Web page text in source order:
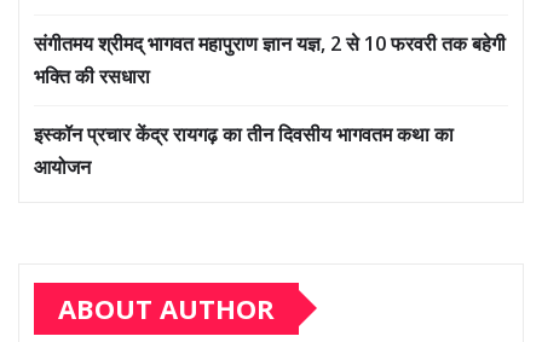
संगीतमय श्रीमद् भागवत महापुराण ज्ञान यज्ञ, 2 से 10 फरवरी तक बहेगी
भक्ति की रसधारा
इस्कॉन प्रचार केंद्र रायगढ़ का तीन दिवसीय भागवतम कथा का
आयोजन
ABOUT AUTHOR